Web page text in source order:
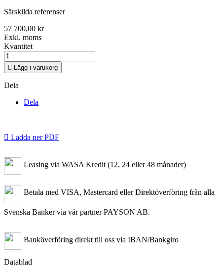
Särskilda referenser
57 700,00 kr
Exkl. moms
Kvantitet
 Lägg i varukorg
Dela
Dela
 Ladda ner PDF
Leasing via WASA Kredit (12, 24 eller 48 månader)
Betala med VISA, Mastercard eller Direktöverföring från alla
Svenska Banker via vår partner PAYSON AB.
Banköverföring direkt till oss via IBAN/Bankgiro
Datablad